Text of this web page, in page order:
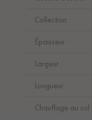
Collection :
Épaisseur :
Largeur :
Longueur :
Chauffage au sol